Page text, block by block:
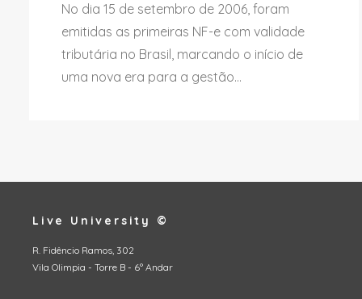
No dia 15 de setembro de 2006, foram
emitidas as primeiras NF-e com validade
tributária no Brasil, marcando o início de
uma nova era para a gestão...
Live University ©
R. Fidêncio Ramos, 302
Vila Olimpia - Torre B - 6º Andar